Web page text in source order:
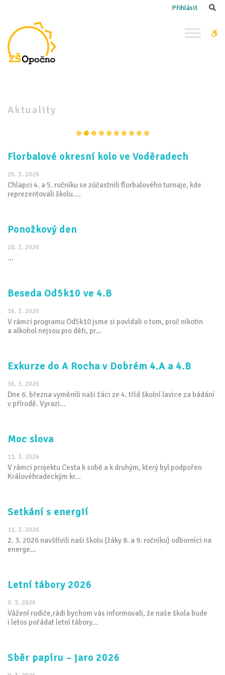
Přihlásit
Aktuality
Florbalové okresní kolo ve Voděradech
26. 3. 2026
Chlapci 4. a 5. ročníku se zúčastnili florbalového turnaje, kde
reprezentovali školu....
Ponožkový den
20. 3. 2026
...
Beseda Od5k10 ve 4.B
16. 3. 2026
V rámci programu Od5k10 jsme si povídali o tom, proč nikotin
a alkohol nejsou pro děti, pr...
Exkurze do A Rocha v Dobrém 4.A a 4.B
16. 3. 2026
Dne 6. března vyměnili naši žáci ze 4. tříd školní lavice za bádání
v přírodě. Vyrazi...
Moc slova
11. 3. 2026
V rámci projektu Cesta k sobě a k druhým, který byl podpořen
Královéhradeckým kr...
Setkání s energií
11. 3. 2026
2. 3. 2026 navštívili naši školu (žáky 8. a 9. ročníku) odborníci na
energe...
Letní tábory 2026
9. 3. 2026
Vážení rodiče,rádi bychom vás informovali, že naše škola bude
i letos pořádat letní tábory...
Sběr papíru – jaro 2026